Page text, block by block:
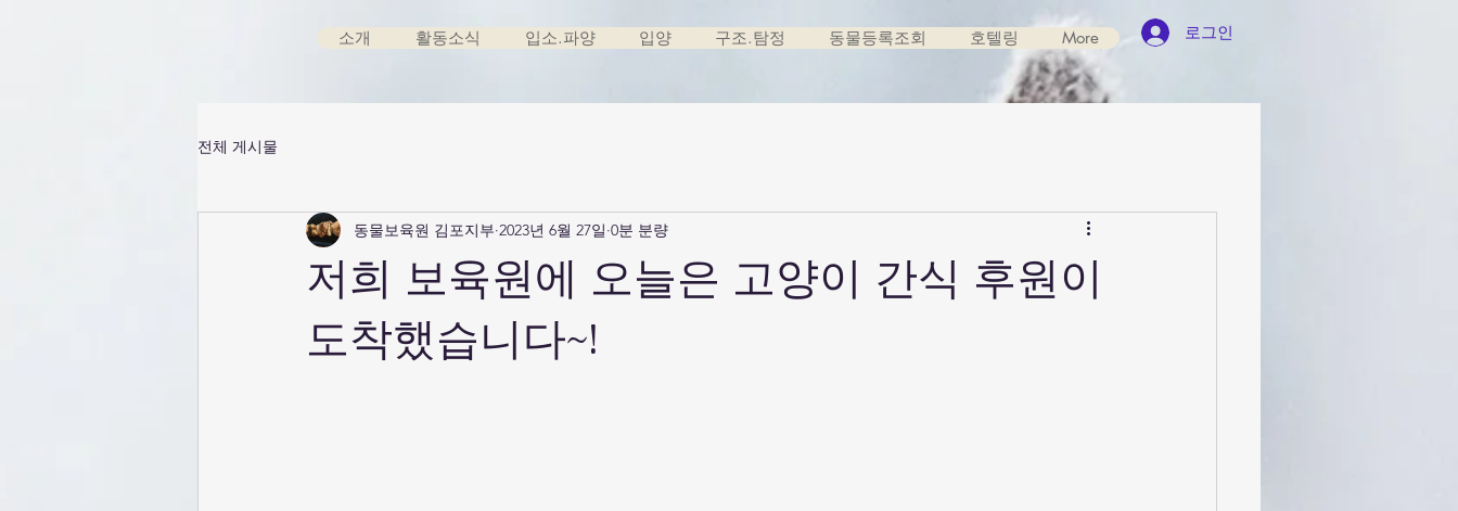
소개 활동소식 입소.파양 입양 구조.탐정 동물등록조회 호텔링 More 로그인
전체 게시물
저희 보육원에 오늘은 고양이 간식 후원이
도착했습니다~!
동물보육원 김포지부 2023년 6월 27일 0분 분량